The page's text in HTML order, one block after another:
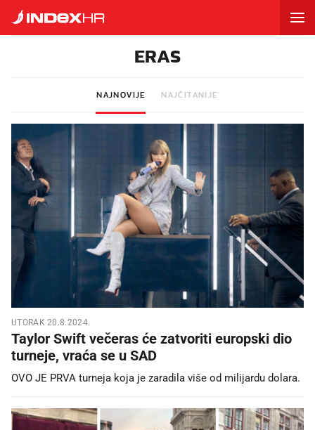
ERAS
NAJNOVIJE NAJČITANIJE
UTORAK 20.8.2024.
Taylor Swift večeras će zatvoriti europski dio
turneje, vraća se u SAD
OVO JE PRVA turneja koja je zaradila više od milijardu dolara.